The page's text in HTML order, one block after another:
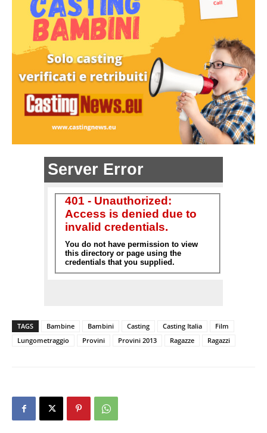
TAGS Bambine Bambini Casting Casting Italia
Film
Lungometraggio
Provini Provini 2013 Ragazze Ragazzi